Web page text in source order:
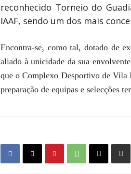
reconhecido Torneio do
IAAF, sendo um dos mais
Encontra-se, como tal, dotado de
aliado à unicidade da sua
que o Complexo Desportivo de Vila
preparação de equipas e selecções